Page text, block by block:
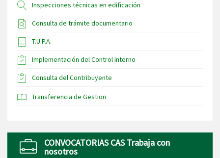
Inspecciones técnicas en edificación
Consulta de trámite documentario
T.U.P.A.
Implementación del Control Interno
Consulta del Contribuyente
Transferencia de Gestion
CONVOCATORIAS CAS Trabaja con
nosotros